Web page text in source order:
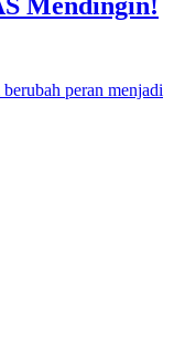
Mendingin!
peran menjadi